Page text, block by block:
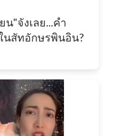
น"จังเลย...คำ
นสัทอักษรพินอิน?